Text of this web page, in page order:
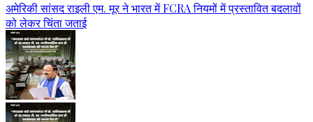
अमेरिकी सांसद राइली एम. मूर ने भारत में FCRA नियमों में प्रस्तावित बदलावों
को लेकर चिंता जताई